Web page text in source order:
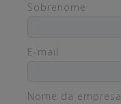
Sobrenome
E-mail
Nome da empresa